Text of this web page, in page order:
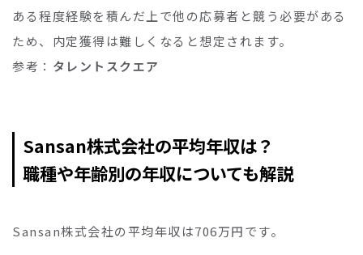
ある程度経験を積んだ上で他の応募者と競う必要がある
ため、内定獲得は難しくなると想定されます。
参考： タレントスクエア
Sansan株式会社の平均年収は？
職種や年齢別の年収についても解説
Sansan株式会社の平均年収は706万円です。